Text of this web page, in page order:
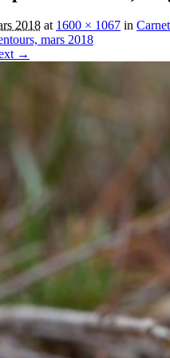
2018 at 1600 × 1067 in
mars 2018
→